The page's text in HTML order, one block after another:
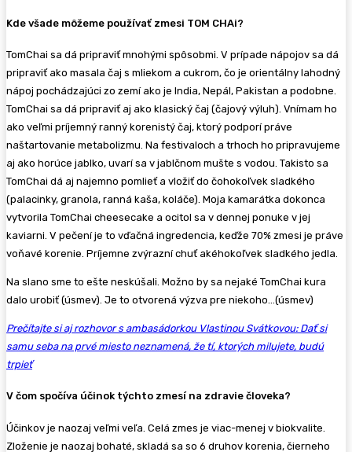
Kde všade môžeme používať zmesi TOM CHAi?
TomChai sa dá pripraviť mnohými spôsobmi. V prípade nápojov sa dá
pripraviť ako masala čaj s mliekom a cukrom, čo je orientálny lahodný
nápoj pochádzajúci zo zemí ako je India, Nepál, Pakistan a podobne.
TomChai sa dá pripraviť aj ako klasický čaj (čajový výluh). Vnímam ho
ako veľmi príjemný ranný korenistý čaj, ktorý podporí práve
naštartovanie metabolizmu. Na festivaloch a trhoch ho pripravujeme
aj ako horúce jablko, uvarí sa v jablčnom mušte s vodou. Takisto sa
TomChai dá aj najemno pomlieť a vložiť do čohokoľvek sladkého
(palacinky, granola, ranná kaša, koláče). Moja kamarátka dokonca
vytvorila TomChai cheesecake a ocitol sa v dennej ponuke v jej
kaviarni. V pečení je to vďačná ingredencia, keďže 70% zmesi je práve
voňavé korenie. Príjemne zvýrazní chuť akéhokoľvek sladkého jedla.
Na slano sme to ešte neskúšali. Možno by sa nejaké TomChai kura
dalo urobiť (úsmev). Je to otvorená výzva pre niekoho…(úsmev)
Prečítajte si aj rozhovor s ambasádorkou Vlastinou Svátkovou: Dať si
samu seba na prvé miesto neznamená, že tí, ktorých milujete, budú
trpieť
V čom spočíva účinok týchto zmesí na zdravie človeka?
Účinkov je naozaj veľmi veľa. Celá zmes je viac-menej v biokvalite.
Zloženie je naozaj bohaté, skladá sa so 6 druhov korenia, čierneho